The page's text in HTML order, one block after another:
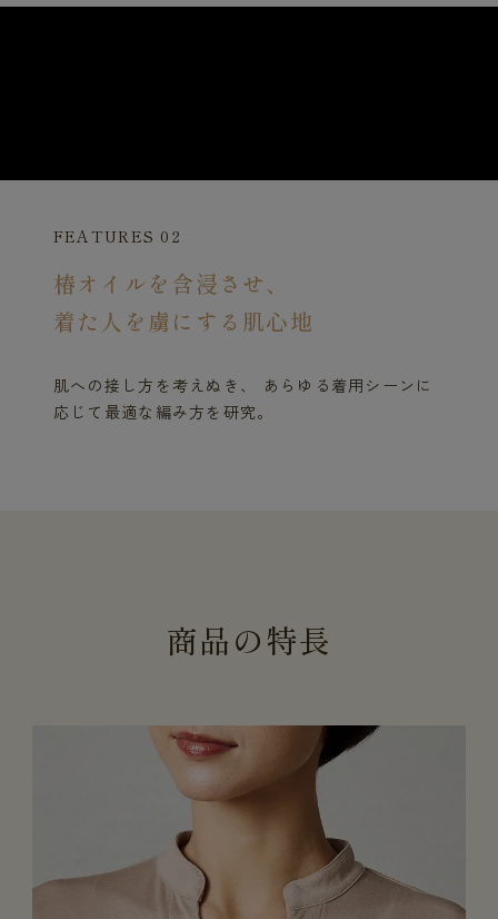
FEATURES 02
椿オイルを含浸させ、
着た人を虜にする肌心地
肌への接し方を考えぬき、 あらゆる着用シーンに
応じて最適な編み方を研究。
商品の特長